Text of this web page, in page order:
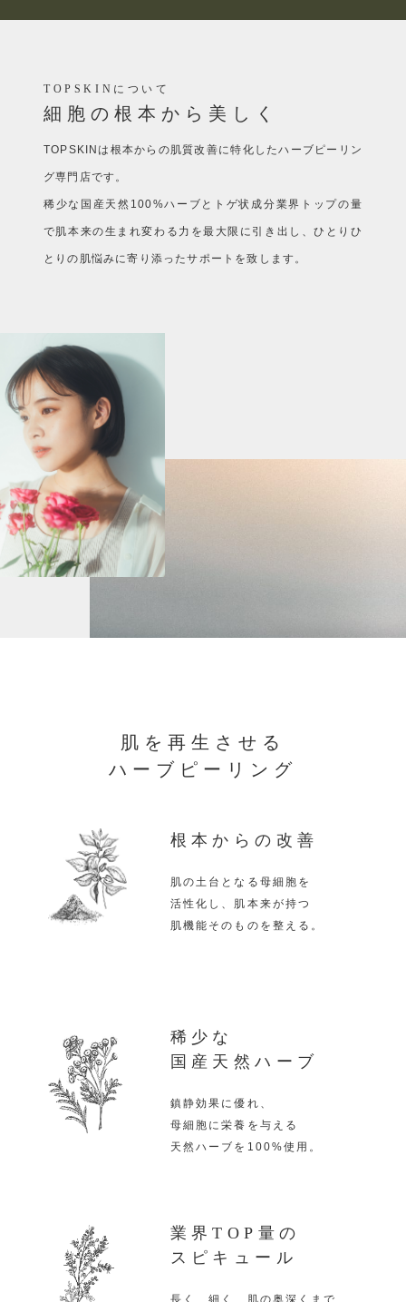
TOPSKINについて
細胞の根本から美しく
TOPSKINは根本からの肌質改善に特化したハーブピーリン
グ専門店です。
稀少な国産天然100%ハーブとトゲ状成分業界トップの量
で肌本来の生まれ変わる力を最大限に引き出し、ひとりひ
とりの肌悩みに寄り添ったサポートを致します。
肌を再生させる
ハーブピーリング
根本からの改善
肌の土台となる母細胞を
活性化し、肌本来が持つ
肌機能そのものを整える。
稀少な
国産天然ハーブ
鎮静効果に優れ、
母細胞に栄養を与える
天然ハーブを100%使用。
業界TOP量の
スピキュール